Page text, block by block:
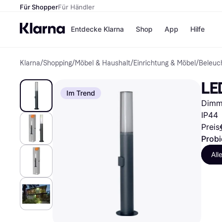
Für ShopperFür Händler
Entdecke Klarna
Zahlungsmethoden
Bezahle in 3
Bezahle in bis zu 30
Shop
Shops
H&M
Temu
Alle Shops
App Hilfe
Klarna/Shopping/Möbel & Haushalt/Einrichtung & Möbel /
Im Trend
IP44
Preis
Alle